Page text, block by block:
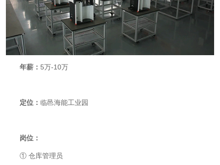
年薪： 5万-10万
定位： 临邑海能工业园
岗位：
① 仓库管理员